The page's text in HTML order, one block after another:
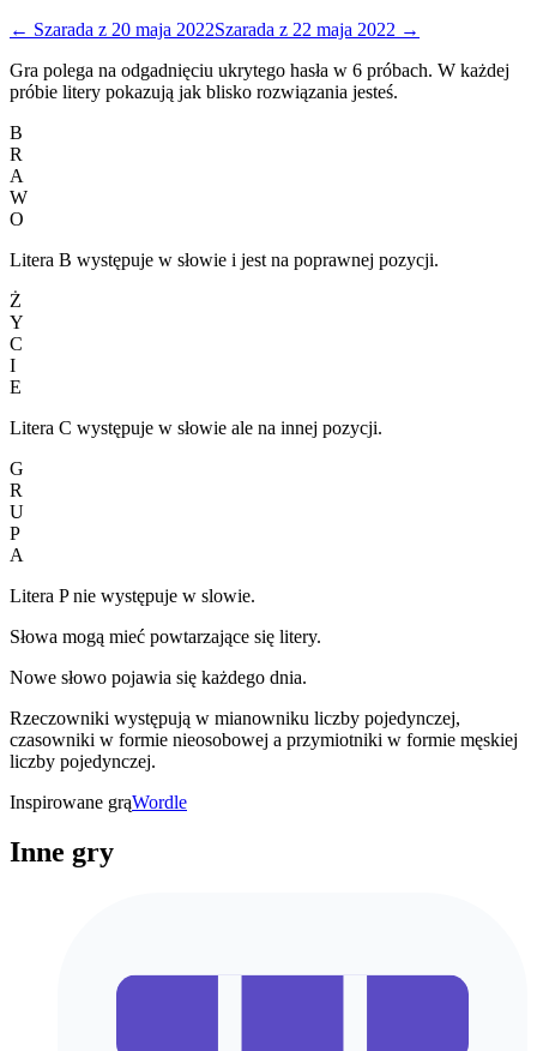
← Szarada z 20 maja 2022Szarada z 22 maja 2022 →
Gra polega na odgadnięciu ukrytego hasła w 6 próbach. W każdej
próbie litery pokazują jak blisko rozwiązania jesteś.
B
R
A
W
O
Litera B występuje w słowie i jest na poprawnej pozycji.
Ż
Y
C
I
E
Litera C występuje w słowie ale na innej pozycji.
G
R
U
P
A
Litera P nie występuje w slowie.
Słowa mogą mieć powtarzające się litery.
Nowe słowo pojawia się każdego dnia.
Rzeczowniki występują w mianowniku liczby pojedynczej,
czasowniki w formie nieosobowej a przymiotniki w formie męskiej
liczby pojedynczej.
Inspirowane grąWordle
Inne gry